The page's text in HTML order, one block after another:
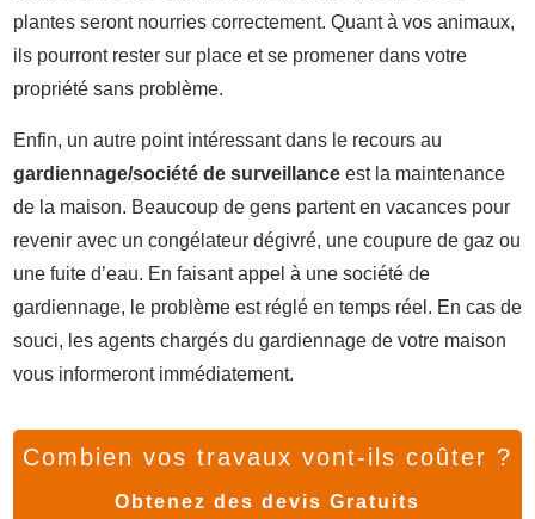
plantes seront nourries correctement. Quant à vos animaux,
ils pourront rester sur place et se promener dans votre
propriété sans problème.
Enfin, un autre point intéressant dans le recours au
gardiennage/société de surveillance est la maintenance
de la maison. Beaucoup de gens partent en vacances pour
revenir avec un congélateur dégivré, une coupure de gaz ou
une fuite d’eau. En faisant appel à une société de
gardiennage, le problème est réglé en temps réel. En cas de
souci, les agents chargés du gardiennage de votre maison
vous informeront immédiatement.
Combien vos travaux vont-ils coûter ?
Obtenez des devis Gratuits